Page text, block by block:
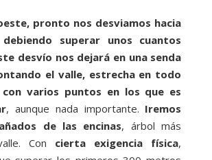
pronto nos desviamos hacia
superar unos cuantos
desvío nos dejará en una senda
el valle, estrecha en todo
varios puntos en los que es
, aunque nada importante. Iremos
de las encinas, árbol más
Con cierta exigencia física,